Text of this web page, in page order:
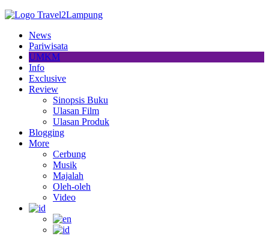
News
Pariwisata
UMKM
Info
Exclusive
Review
Sinopsis Buku
Ulasan Film
Ulasan Produk
Blogging
More
Cerbung
Musik
Majalah
Oleh-oleh
Video